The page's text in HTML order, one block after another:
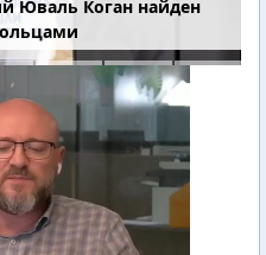
Юваль Коган найден